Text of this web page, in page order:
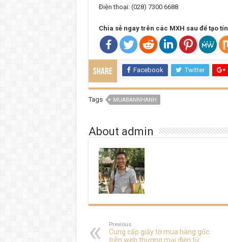
Điện thoại: (028) 7300 6688
Chia sẻ ngay trên các MXH sau để tạo
Share Facebook Twitter
Tags MUABANNHANH
About admin
Previous
Cung cấp giấy tờ mua hàng gốc
trên web thương mại điện tử